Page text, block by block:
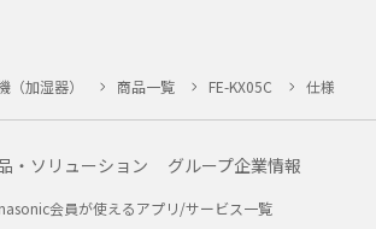
（加湿器） 商品一覧 FE-KX05C 仕様
・ソリューション グループ企業情報
会員が使えるアプリ/サービス一覧